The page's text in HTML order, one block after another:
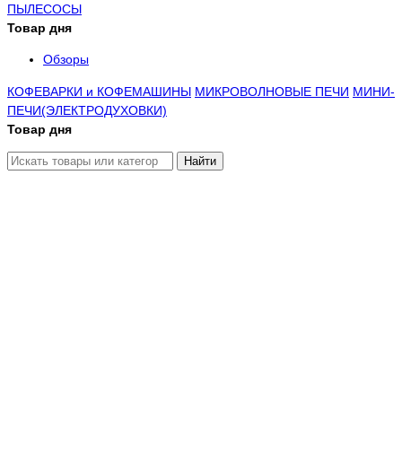
ПЫЛЕСОСЫ
Товар дня
Обзоры
КОФЕВАРКИ и КОФЕМАШИНЫ МИКРОВОЛНОВЫЕ ПЕЧИ МИНИ-
ПЕЧИ(ЭЛЕКТРОДУХОВКИ)
Товар дня
Найти